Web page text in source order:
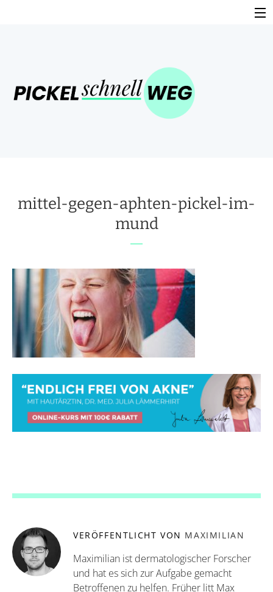
BUCHEMPFEHLUNG
HILFE GEGEN PICKEL
mittel-gegen-aphten-pickel-im-
mund
VERÖFFENTLICHT VON MAXIMILIAN
Maximilian ist dermatologischer Forscher
und hat es sich zur Aufgabe gemacht
Betroffenen zu helfen. Früher litt Max